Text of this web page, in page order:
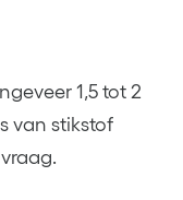
1,5 tot 2
van stikstof